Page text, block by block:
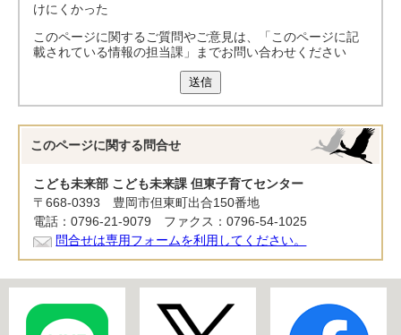
けにくかった
このページに関するご質問やご意見は、「このページに記
載されている情報の担当課」までお問い合わせください
送信
このページに関する 問合せ
こども未来部 こども未来課 但東子育てセンター
〒668-0393 豊岡市但東町出合150番地
電話：0796-21-9079 ファクス：0796-54-1025
問合せは専用フォームを利用してください。